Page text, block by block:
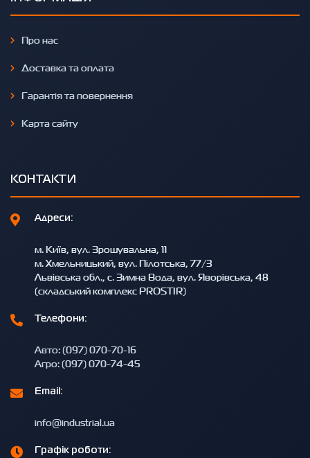
Про нас
Доставка та оплата
Гарантія та повернення
Карта сайту
КОНТАКТИ
Адреси:
м. Київ, вул. Зрошувальна, 11
м. Хмельницький, вул. Пілотська, 77/3
Львівська обл., с. Зимна Вода, вул. Яворівська, 48
(складський комплекс PROSTIR)
Телефони:
Авто: (097) 070-70-16
Агро: (097) 070-74-45
Email:
info@industrial.ua
Графік роботи: